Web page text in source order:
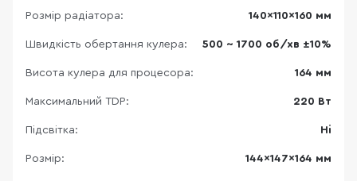
Розмір радіатора: 140×110×160 мм
Швидкість обертання кулера: 500 ~ 1700 об/хв ±10%
Висота кулера для процесора: 164 мм
Максимальний TDP: 220 Вт
Підсвітка: Ні
Розмір: 144×147×164 мм